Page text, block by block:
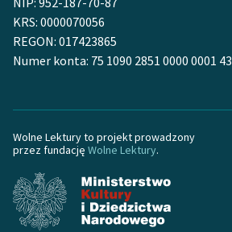
KRS: 0000070056
REGON: 017423865
Numer konta: 75 1090 2851 0000 0001
Wolne Lektury to projekt prowadzony
przez fundację Wolne Lektury.